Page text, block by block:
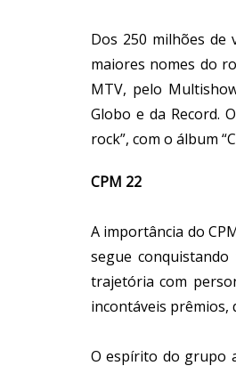
Dos 250 milhões de
maiores nomes do
MTV, pelo
Globo e da Record.
rock”, com o álbum
CPM 22
A importância do
segue
trajetória com
incontáveis prêmios,
O espírito do grupo